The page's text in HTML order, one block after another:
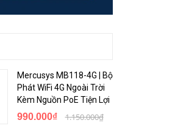
Mercusys MB118-4G | Bộ
Phát WiFi 4G Ngoài Trời
Kèm Nguồn PoE Tiện Lợi
990.000₫ 1.150.000₫